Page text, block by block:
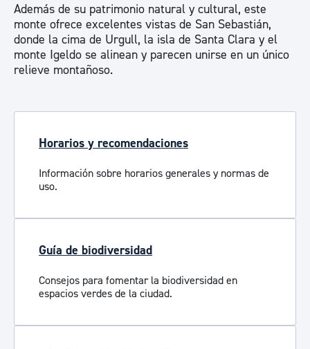
Además de su patrimonio natural y cultural, este
monte ofrece excelentes vistas de San Sebastián,
donde la cima de Urgull, la isla de Santa Clara y el
monte Igeldo se alinean y parecen unirse en un único
relieve montañoso.
Horarios y recomendaciones
Información sobre horarios generales y normas de
uso.
Guía de biodiversidad
Consejos para fomentar la biodiversidad en
espacios verdes de la ciudad.